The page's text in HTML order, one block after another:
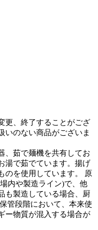
更、終了することがござ
いのない商品がございま
、茹で麺機を共有してお
湯で茹でています。揚げ
のを使用しています。 原
内や製造ライン)で、他
も製造している場合、厨
管段階において、本来使
ー物質が混入する場合が